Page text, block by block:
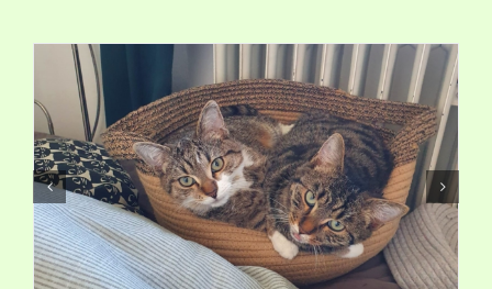
Helfen & Spenden
Der Verein
Ratgeber & Service
Aktuelles
Kontakt